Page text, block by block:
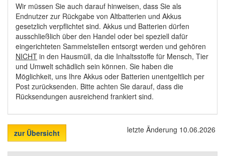
Wir müssen Sie auch darauf hinweisen, dass Sie als
Endnutzer zur Rückgabe von Altbatterien und Akkus
gesetzlich verpflichtet sind. Akkus und Batterien dürfen
ausschließlich über den Handel oder bei speziell dafür
eingerichteten Sammelstellen entsorgt werden und gehören
NICHT in den Hausmüll, da die Inhaltsstoffe für Mensch, Tier
und Umwelt schädlich sein können. Sie haben die
Möglichkeit, uns Ihre Akkus oder Batterien unentgeltlich per
Post zurücksenden. Bitte achten Sie darauf, dass die
Rücksendungen ausreichend frankiert sind.
zur Übersicht letzte Änderung 10.06.2026